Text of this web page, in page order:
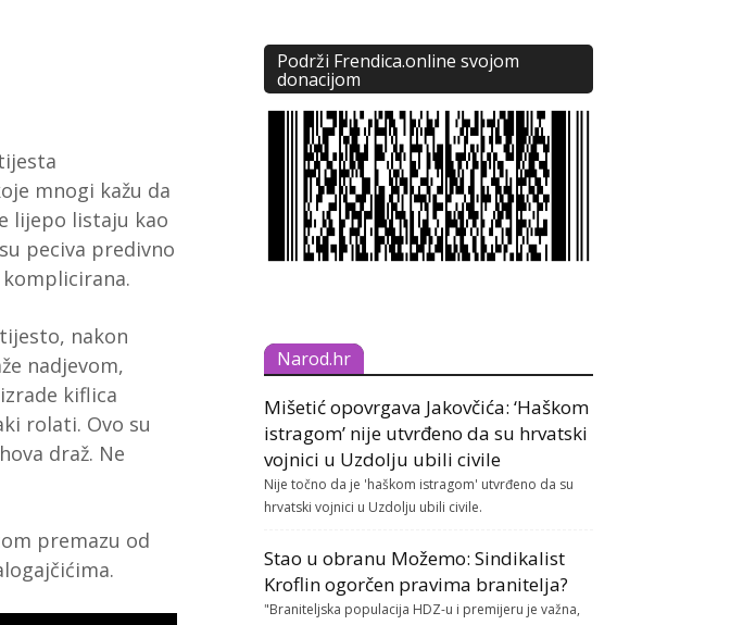
mnogi kažu da
lijepo listaju kao
peciva predivno
nakon
nadjevom,
kiflica
rolati. Ovo su
draž. Ne
premazu od
Podrži Frendica.online svojom
donacijom
Narod.hr
Mišetić opovrgava Jakovčića: ‘Haškom
istragom’ nije utvrđeno da su hrvatski
vojnici u Uzdolju ubili civile
Nije točno da je 'haškom istragom' utvrđeno da su
hrvatski vojnici u Uzdolju ubili civile.
Stao u obranu Možemo: Sindikalist
Kroflin ogorčen pravima branitelja?
"Braniteljska populacija HDZ-u i premijeru je važna,